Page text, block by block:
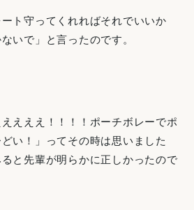
ト守ってくれればそれでいいか
いで」と言ったのです。
ええええ！！！！ポーチボレーでポ
い！」ってその時は思いました
と先輩が明らかに正しかったので